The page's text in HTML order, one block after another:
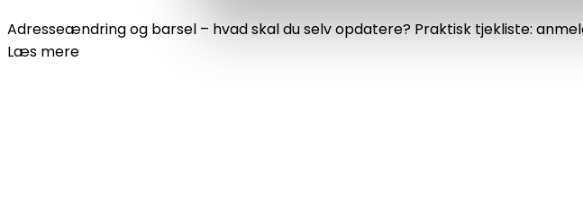
Adresseændring og barsel – hvad skal du selv opdatere? Praktisk tjekliste:
Læs mere